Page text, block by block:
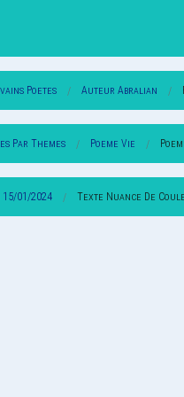
Poetes Auteur Abralian
Par Themes Poeme Vie
01/2024 Texte Nuance De